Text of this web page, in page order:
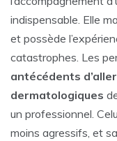
indispensable. Elle
et possède
catastrophes. Les
antécédents
dermatologiques
un professionnel.
moins agressifs, et